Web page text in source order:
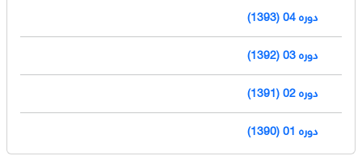
دوره 04 (1393)
دوره 03 (1392)
دوره 02 (1391)
دوره 01 (1390)